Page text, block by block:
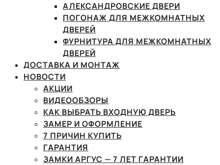
АЛЕКСАНДРОВСКИЕ ДВЕРИ
ПОГОНАЖ ДЛЯ МЕЖКОМНАТНЫХ
ДВЕРЕЙ
ФУРНИТУРА ДЛЯ МЕЖКОМНАТНЫХ
ДВЕРЕЙ
ДОСТАВКА И МОНТАЖ
НОВОСТИ
АКЦИИ
ВИДЕООБЗОРЫ
КАК ВЫБРАТЬ ВХОДНУЮ ДВЕРЬ
ЗАМЕР И ОФОРМЛЕНИЕ
7 ПРИЧИН КУПИТЬ
ГАРАНТИЯ
ЗАМКИ АРГУС — 7 ЛЕТ ГАРАНТИИ